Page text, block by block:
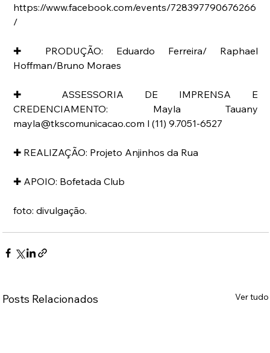
https://www.facebook.com/events/728397790676266
/
✚ PRODUÇÃO: Eduardo Ferreira/ Raphael
Hoffman/Bruno Moraes
✚ ASSESSORIA DE IMPRENSA E
CREDENCIAMENTO: Mayla Tauany
mayla@tkscomunicacao.com l (11) 9.7051-6527
✚ REALIZAÇÃO: Projeto Anjinhos da Rua
✚ APOIO: Bofetada Club
foto: divulgação.
Posts Relacionados Ver tudo